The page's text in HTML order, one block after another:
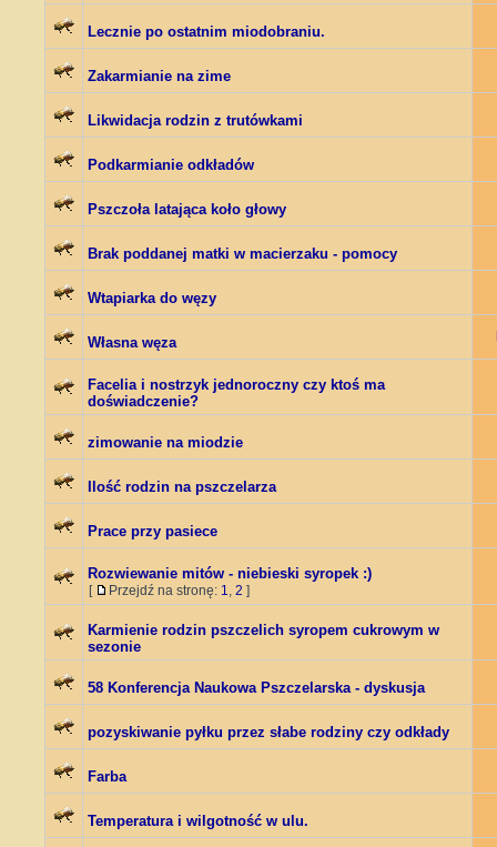
Lecznie po ostatnim miodobraniu.
Zakarmianie na zime
Likwidacja rodzin z trutówkami
Podkarmianie odkładów
Pszczoła latająca koło głowy
Brak poddanej matki w macierzaku - pomocy
Wtapiarka do węzy
Własna węza
Facelia i nostrzyk jednoroczny czy ktoś ma
doświadczenie?
zimowanie na miodzie
Ilość rodzin na pszczelarza
Prace przy pasiece
Rozwiewanie mitów - niebieski syropek :)
[ Przejdź na stronę: 1, 2 ]
Karmienie rodzin pszczelich syropem cukrowym w
sezonie
58 Konferencja Naukowa Pszczelarska - dyskusja
pozyskiwanie pyłku przez słabe rodziny czy odkłady
Farba
Temperatura i wilgotność w ulu.